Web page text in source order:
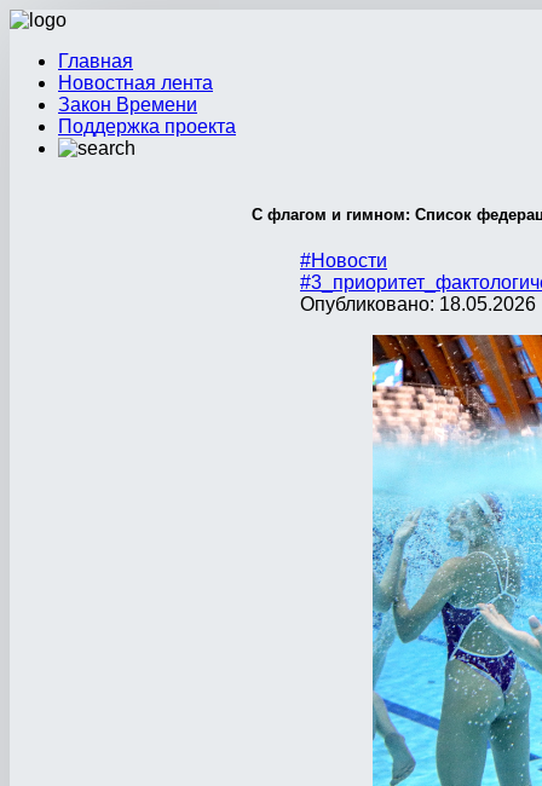
Главная
Новостная лента
Закон Времени
Поддержка проекта
С флагом и гимном: Список
#Новости
Опубликовано: 18.05.2026